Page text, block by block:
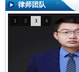
律师团队
1 2 3 4